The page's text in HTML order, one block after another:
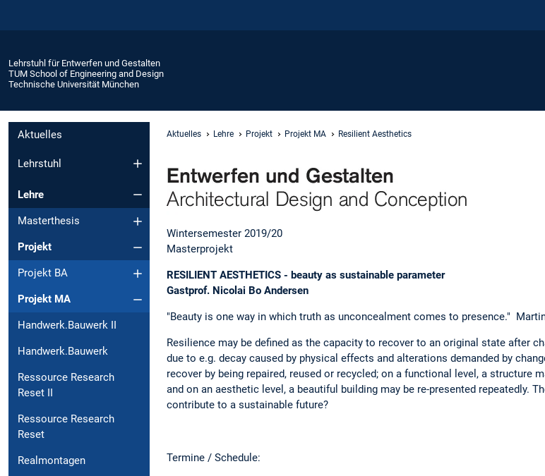
Lehrstuhl für Entwerfen und Gestalten
TUM School of Engineering and Design
Technische Universität München
Aktuelles
Lehrstuhl
Lehre
Masterthesis
Projekt
Projekt BA
Projekt MA
Handwerk.Bauwerk II
Handwerk.Bauwerk
Ressource Research
Reset II
Ressource Research
Reset
Realmontagen
Aktuelles Lehre Projekt Projekt MA Resilient Aesthetics
Wintersemester 2019/20
Masterprojekt
RESILIENT AESTHETICS - beauty as sustainable parameter
Gastprof. Nicolai Bo Andersen
"Beauty is one way in which truth as unconcealment comes to presence."
Resilience may be defined as the capacity to recover to an original state after
due to e.g. decay caused by physical effects and alterations demanded by
recover by being repaired, reused or recycled; on a functional level, a structure
and on an aesthetic level, a beautiful building may be re-presented repeatedly.
contribute to a sustainable future?
Termine / Schedule: